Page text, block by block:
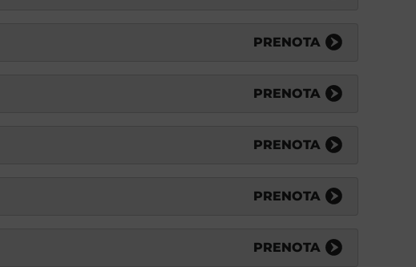
PRENOTA
PRENOTA
PRENOTA
PRENOTA
PRENOTA